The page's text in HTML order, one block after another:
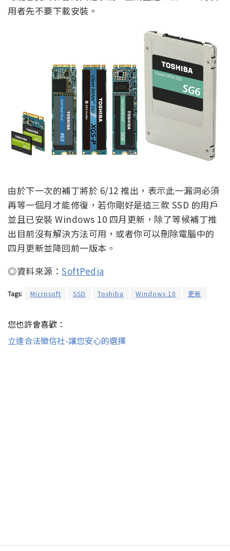
用者先不要下載安裝。
由於下一次的補丁將於 6/12 推出，表示此一漏洞必須
再等一個月才能修復，若你剛好是這三款 SSD 的用戶
並且已安裝 Windows 10 四月更新，除了等候補丁推
出目前沒有解決方法可用，或者你可以刪除電腦中的
四月更新並降回前一版本。
◎資料來源： SoftPedia
Tags: Microsoft SSD Toshiba Windows 10 更新
您也許會喜歡：
立達合法徵信社-讓您安心的選擇